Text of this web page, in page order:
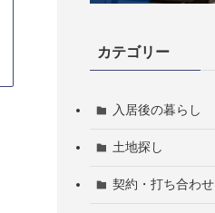
カテゴリー
入居後の暮らし
土地探し
契約・打ち合わせ